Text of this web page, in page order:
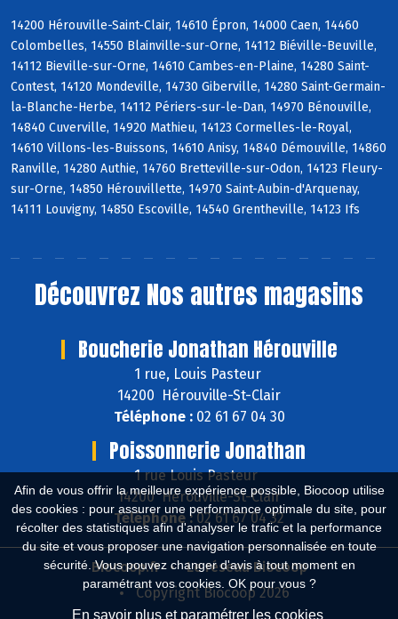
Afin de vous offrir la meilleure expérience possible, Biocoop utilise
des cookies : pour assurer une performance optimale du site, pour
récolter des statistiques afin d'analyser le trafic et la performance
du site et vous proposer une navigation personnalisée en toute
sécurité. Vous pouvez changer d'avis à tout moment en
paramétrant vos cookies. OK pour vous ?
En savoir plus et paramétrer les cookies
14200 Hérouville-Saint-Clair, 14610 Épron, 14000 Caen, 14460
Colombelles, 14550 Blainville-sur-Orne, 14112 Biéville-Beuville,
14112 Bieville-sur-Orne, 14610 Cambes-en-Plaine, 14280 Saint-
Contest, 14120 Mondeville, 14730 Giberville, 14280 Saint-Germain-
la-Blanche-Herbe, 14112 Périers-sur-le-Dan, 14970 Bénouville,
14840 Cuverville, 14920 Mathieu, 14123 Cormelles-le-Royal,
14610 Villons-les-Buissons, 14610 Anisy, 14840 Démouville, 14860
Ranville, 14280 Authie, 14760 Bretteville-sur-Odon, 14123 Fleury-
sur-Orne, 14850 Hérouvillette, 14970 Saint-Aubin-d'Arquenay,
14111 Louvigny, 14850 Escoville, 14540 Grentheville, 14123 Ifs
Découvrez Nos autres magasins
Boucherie Jonathan Hérouville
1 rue, Louis Pasteur
14200 Hérouville-St-Clair
Téléphone :02 61 67 04 30
Poissonnerie Jonathan
1 rue Louis Pasteur
14200 Hérouville-St-Clair
Téléphone :02 61 67 04 32
Biocoop.fr
Le réseau Biocoop
Copyright Biocoop 2026